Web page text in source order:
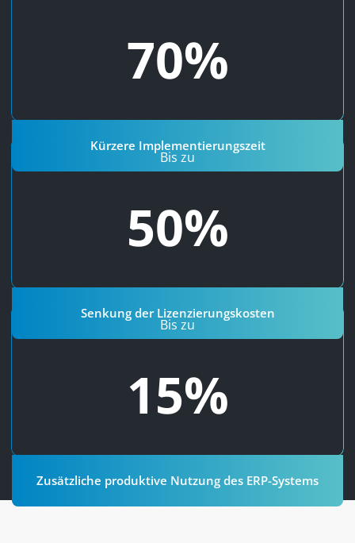
70%
Kürzere Implementierungszeit
bis zu vier Jahre für die Implementierung benötigen,
dauert die Implementierung von Onfinity im Durchschnitt
nur ein bis zwei Jahre.
Bis zu
50%
Senkung der Lizenzierungskosten
Senkung der Lizenzierungskosten
und der Konkurrenz. Mehr Informationen
Bis zu
15%
Zusätzliche produktive Nutzung des ERP-Systems
Zusätzliche produktive Nutzung des ERP-Systems
Onfinity ERP erhalten Kunden 10-15% zusätzliche
produktive Nutzung des ERP-Systems und damit eine
höhere Rendite ihrer Investition.